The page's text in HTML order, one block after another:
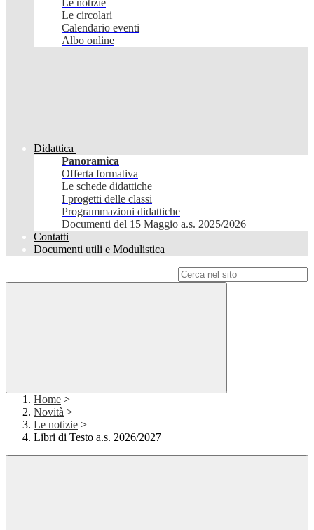
Le notizie
Le circolari
Calendario eventi
Albo online
Didattica
Panoramica
Offerta formativa
Le schede didattiche
I progetti delle classi
Programmazioni didattiche
Documenti del 15 Maggio a.s. 2025/2026
Contatti
Documenti utili e Modulistica
Home >
Novità >
Le notizie >
Libri di Testo a.s. 2026/2027